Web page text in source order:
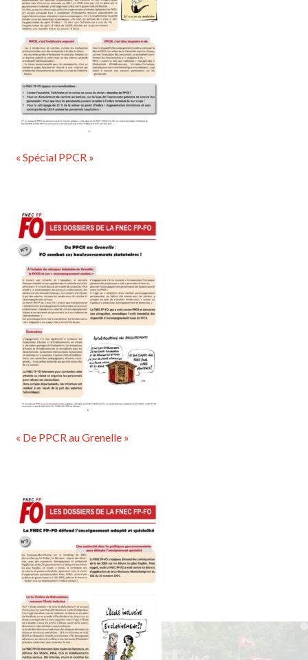
« Spécial PPCR »
« De PPCR au Grenelle »